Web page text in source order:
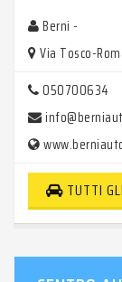
Berni -
Via Tosco-
050700634
TUTTI